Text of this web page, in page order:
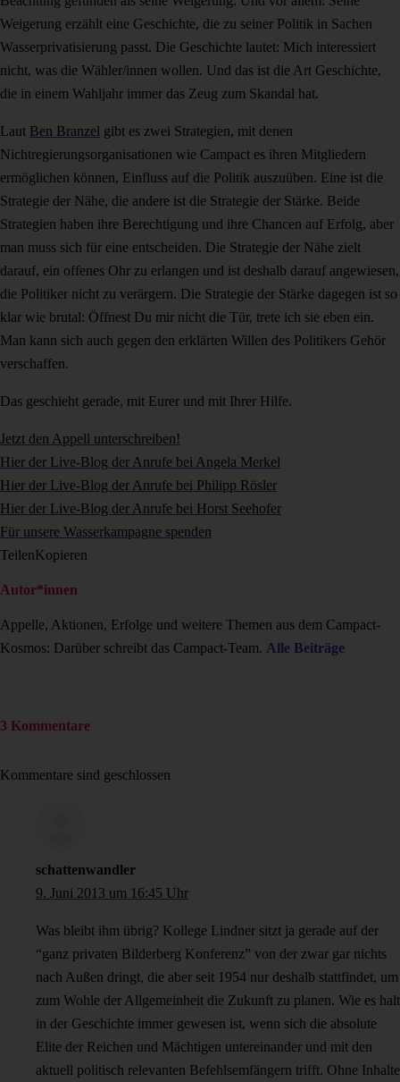
Weigerung erzählt eine Geschichte, die zu seiner Politik in Sachen
Wasserprivatisierung passt. Die Geschichte lautet: Mich interessiert
nicht, was die Wähler/innen wollen. Und das ist die Art Geschichte,
die in einem Wahljahr immer das Zeug zum Skandal hat.
Laut Ben Branzel gibt es zwei Strategien, mit denen
Nichtregierungsorganisationen wie Campact es ihren Mitgliedern
ermöglichen können, Einfluss auf die Politik auszuüben. Eine ist die
Strategie der Nähe, die andere ist die Strategie der Stärke. Beide
Strategien haben ihre Berechtigung und ihre Chancen auf Erfolg, aber
man muss sich für eine entscheiden. Die Strategie der Nähe zielt
darauf, ein offenes Ohr zu erlangen und ist deshalb darauf angewiesen,
die Politiker nicht zu verärgern. Die Strategie der Stärke dagegen ist so
klar wie brutal: Öffnest Du mir nicht die Tür, trete ich sie eben ein.
Man kann sich auch gegen den erklärten Willen des Politikers Gehör
verschaffen.
Das geschieht gerade, mit Eurer und mit Ihrer Hilfe.
Jetzt den Appell unterschreiben!
Hier der Live-Blog der Anrufe bei Angela Merkel
Hier der Live-Blog der Anrufe bei Philipp Rösler
Hier der Live-Blog der Anrufe bei Horst Seehofer
Für unsere Wasserkampagne spenden
TeilenKopieren
Autor*innen
Appelle, Aktionen, Erfolge und weitere Themen aus dem Campact-
Kosmos: Darüber schreibt das Campact-Team. Alle Beiträge
3 Kommentare
Kommentare sind geschlossen
schattenwandler
9. Juni 2013 um 16:45 Uhr
Was bleibt ihm übrig? Kollege Lindner sitzt ja gerade auf der
“ganz privaten Bilderberg Konferenz” von der zwar gar nichts
nach Außen dringt, die aber seit 1954 nur deshalb stattfindet, um
zum Wohle der Allgemeinheit die Zukunft zu planen. Wie es halt
in der Geschichte immer gewesen ist, wenn sich die absolute
Elite der Reichen und Mächtigen untereinander und mit den
aktuell politisch relevanten Befehlsemfängern trifft. Ohne Inhalte